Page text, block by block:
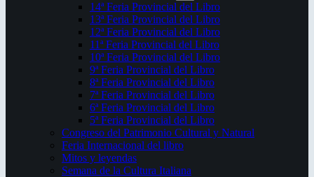
14ª Feria Provincial del Libro
13ª Feria Provincial del Libro
12ª Feria Provincial del Libro
11ª Feria Provincial del Libro
10ª Feria Provincial del Libro
9ª Feria Provincial del Libro
8ª Feria Provincial del Libro
7ª Feria Provincial del Libro
6ª Feria Provincial del Libro
5ª Feria Provincial del Libro
Congreso del Patrimonio Cultural y Natural
Feria Internacional del libro
Mitos y leyendas
Semana de la Cultura Italiana